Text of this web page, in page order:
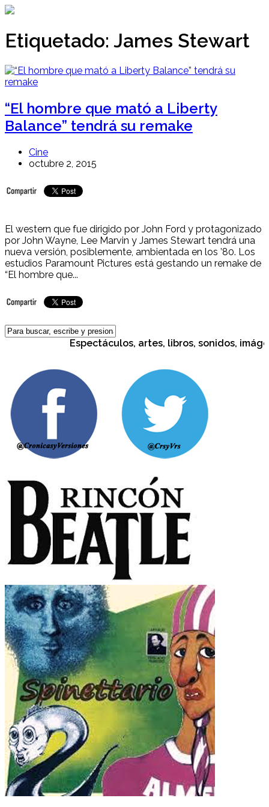
Ir
contenido
Etiquetado: James Stewart
“El hombre que mató a Liberty
Balance” tendrá su remake
Cine
octubre 2, 2015
El western que fue dirigido por John Ford y protagonizado
por John Wayne, Lee Marvin y James Stewart tendrá una
nueva versión, posiblemente, ambientada en los ’80. Los
estudios Paramount Pictures está gestando un remake de
“El hombre que...
Espectáculos, artes, libros, sonidos,